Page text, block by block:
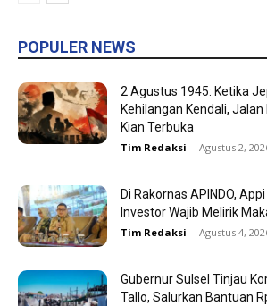
POPULER NEWS
2 Agustus 1945: Ketika
Kehilangan Kendali,
Kian Terbuka
Tim Redaksi - Agustus 2,
Di Rakornas APINDO,
Investor Wajib Melirik
Tim Redaksi - Agustus 4,
Gubernur Sulsel Tinjau
Tallo, Salurkan Bantuan